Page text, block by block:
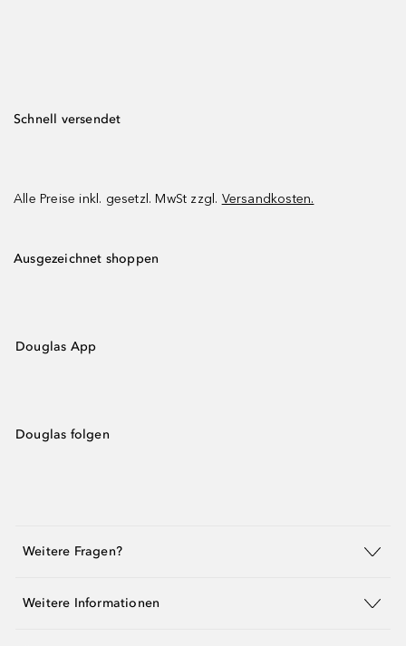
Schnell versendet
Alle Preise inkl. gesetzl. MwSt zzgl. Versandkosten.
Ausgezeichnet shoppen
Douglas App
Douglas folgen
Weitere Fragen?
Weitere Informationen